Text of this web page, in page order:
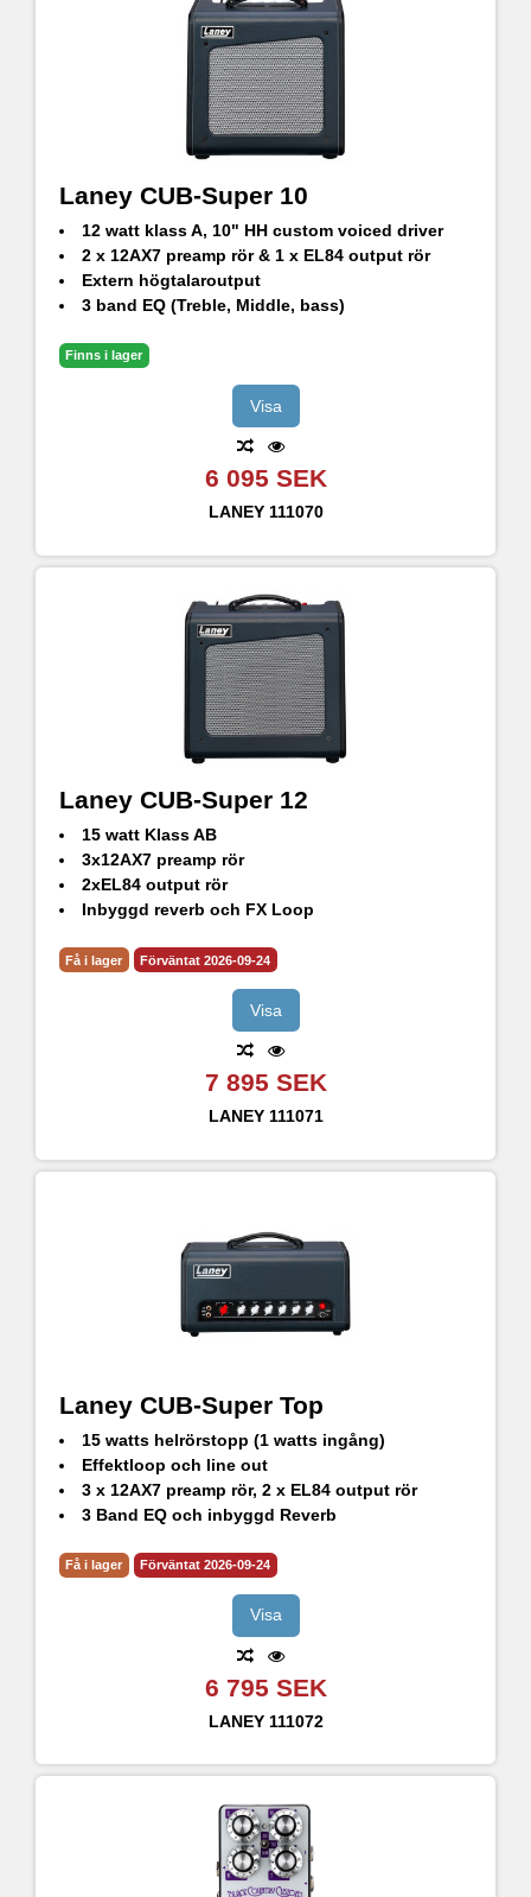
100-240V Universal Voltage, IEC C14, sladd ingår
Laney CUB-Super 10
12 watt klass A, 10" HH custom voiced driver
2 x 12AX7 preamp rör & 1 x EL84 output rör
Extern högtalaroutput
3 band EQ (Treble, Middle, bass)
Finns i lager
Visa
6 095 SEK
LANEY 111070
Laney CUB-Super 12
15 watt Klass AB
3x12AX7 preamp rör
2xEL84 output rör
Inbyggd reverb och FX Loop
Få i lager Förväntat 2026-09-24
Visa
7 895 SEK
LANEY 111071
Laney CUB-Super Top
15 watts helrörstopp (1 watts ingång)
Effektloop och line out
3 x 12AX7 preamp rör, 2 x EL84 output rör
3 Band EQ och inbyggd Reverb
Få i lager Förväntat 2026-09-24
Visa
6 795 SEK
LANEY 111072